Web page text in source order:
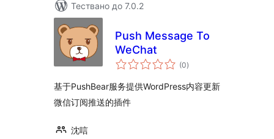
Тествано до 7.0.2
Push Message To
WeChat
(0общо
оценки
)
基于PushBear服务提供WordPress内容更新
微信订阅推送的插件
沈唁